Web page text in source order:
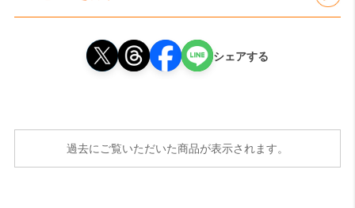
シェアする
過去にご覧いただいた商品が表示されます。